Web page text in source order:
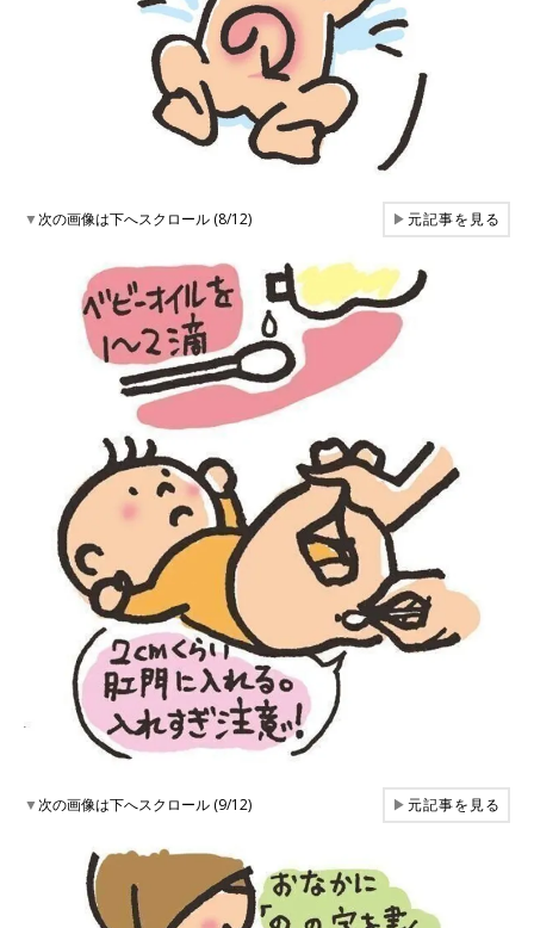
▼次の画像は下へスクロール (8/12) ▶元記事を見る
▼次の画像は下へスクロール (9/12) ▶元記事を見る